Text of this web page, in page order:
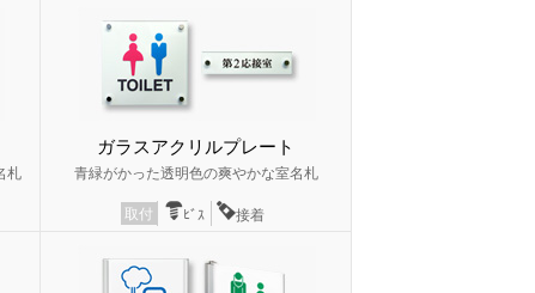
札
ガラスアクリルプレート
青緑がかった透明色の爽やかな室名札
取付 ﾋﾞｽ 接着